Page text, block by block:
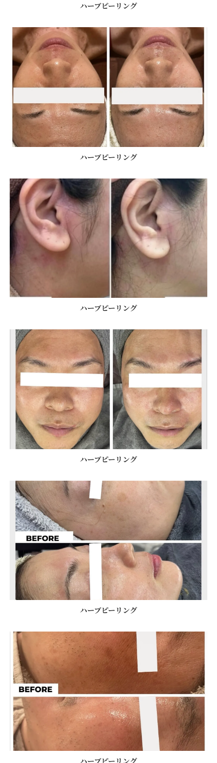
ハーブピーリング
ハーブピーリング
ハーブピーリング
ハーブピーリング
ハーブピーリング